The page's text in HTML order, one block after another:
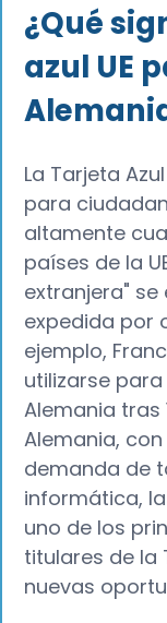
¿Qué
azul UE
La Tarjeta
para
altamente
países de la
extranjera"
expedida por
ejemplo,
utilizarse
Alemania tras
Alemania,
demanda de
informática,
uno de los
titulares de la
nuevas